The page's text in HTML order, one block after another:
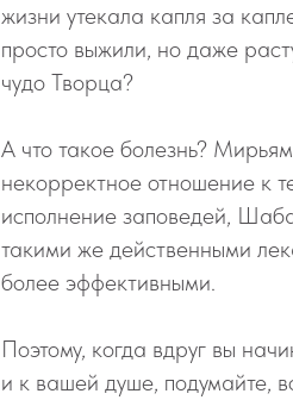
жизни утекала капля за
просто выжили, но даже
чудо Творца?
А что такое болезнь?
некорректное отношение к
исполнение заповедей,
такими же действенными
более эффективными.
Поэтому, когда вдруг вы
и к вашей душе, подумайте,